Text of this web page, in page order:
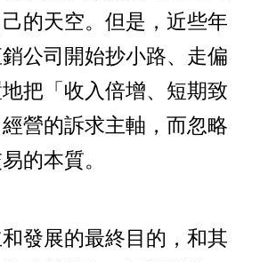
的天空。但是，近些年
公司開始抄小路、走偏
把「收入倍增、短期致
營的訴求主軸，而忽略
的本質。
發展的最終目的，和其